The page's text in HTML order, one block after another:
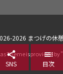
-2026 まつげの休
Theme is provided by "

SNS

目次